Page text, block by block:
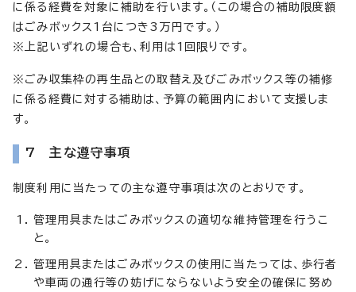
に係る経費を対象に補助を行います。（この場合の補助限度額
はごみボックス1台につき3万円です。）
※上記いずれの場合も、利用は1回限りです。
※ごみ収集枠の再生品との取替え及びごみボックス等の補修
に係る経費に対する補助は、予算の範囲内において支援しま
す。
7 主な遵守事項
制度利用に当たっての主な遵守事項は次のとおりです。
管理用具またはごみボックスの適切な維持管理を行うこ
と。
管理用具またはごみボックスの使用に当たっては、歩行者
や車両の通行等の妨げにならないよう安全の確保に努め